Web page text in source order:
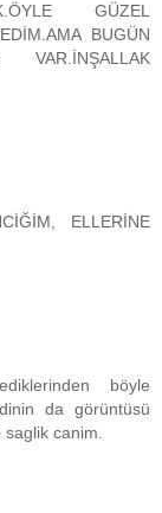
GÜZEL
BUGÜN
ELLERİNE
böyle
da görüntüsü
canim.